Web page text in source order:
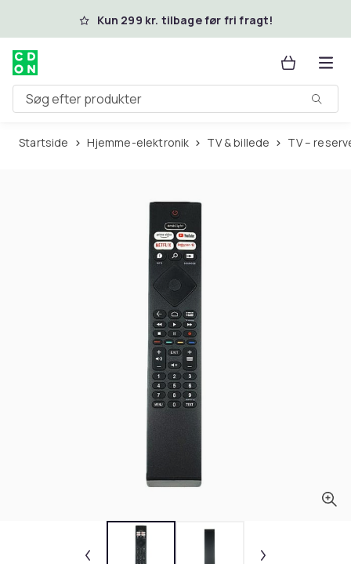
Spring til hovedindhold
Kun 299 kr. tilbage før fri fragt!
Søg efter produkter
Startside Hjemme-elektronik TV & billede TV –